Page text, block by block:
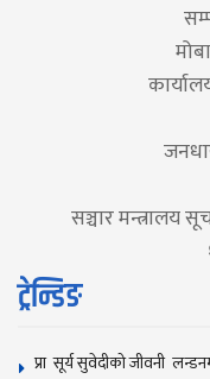
सञ्चार मन्त्रालय
ट्रेन्डिङ
प्रा सूर्य सुवेदीको जीवनी